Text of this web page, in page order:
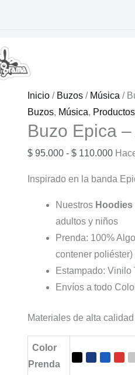
Inicio / Buzos / Música /
Buzos, Música, Productos
Buzo Epica –
$ 95.000 - $ 110.000
$
hasta
$
Inspirado en la banda
Nuestros Hoodies
adultos y niños
Prenda: 100%
contener poliéster)
Estampado: Vinilo
Envíos a todo
Materiales de alta calidad
Color
Prenda